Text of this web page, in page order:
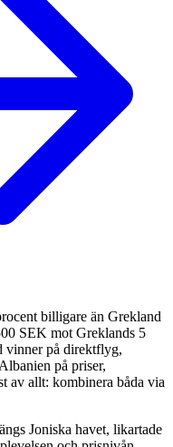
billigare än Grekland
SEK mot Greklands 5
vinner på direktflyg,
på priser,
av allt: kombinera båda via
Joniska havet, likartade